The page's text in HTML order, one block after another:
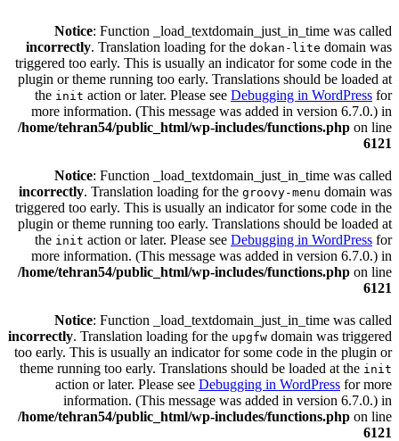
Notice: Function _load_textdomain_just_in_time was called
incorrectly. Translation loading for the dokan-lite domain was
triggered too early. This is usually an indicator for some code in the
plugin or theme running too early. Translations should be loaded at
the init action or later. Please see Debugging in WordPress for
more information. (This message was added in version 6.7.0.) in
/home/tehran54/public_html/wp-includes/functions.php on line
6121
Notice: Function _load_textdomain_just_in_time was called
incorrectly. Translation loading for the groovy-menu domain was
triggered too early. This is usually an indicator for some code in the
plugin or theme running too early. Translations should be loaded at
the init action or later. Please see Debugging in WordPress for
more information. (This message was added in version 6.7.0.) in
/home/tehran54/public_html/wp-includes/functions.php on line
6121
Notice: Function _load_textdomain_just_in_time was called
incorrectly. Translation loading for the upgfw domain was triggered
too early. This is usually an indicator for some code in the plugin or
theme running too early. Translations should be loaded at the init
action or later. Please see Debugging in WordPress for more
information. (This message was added in version 6.7.0.) in
/home/tehran54/public_html/wp-includes/functions.php on line
6121